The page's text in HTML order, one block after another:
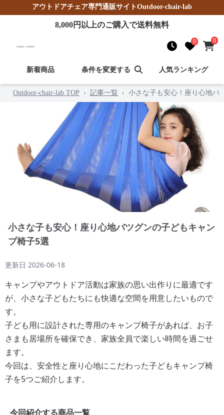
アウトドアチェア専門通販サイトOutdoor-chair-lab
8,000円以上のご購入で送料無料
0 0
新着商品 条件を変更する 人気ランキング
Outdoor-chair-lab TOP › 記事一覧 › 小さな子も安心！座り心地バ
小さな子も安心！座り心地バツグンの子どもキャン
プ椅子5選
更新日 2026-06-18
キャンプやアウトドア活動は家族の思い出作りに最適です
が、小さな子どもたちにも快適な空間を用意したいもので
す。
子ども用に設計された専用のキャンプ椅子があれば、お子
さまも居場所を確保でき、家族全員で楽しい時間を過ごせ
ます。
今回は、安全性と座り心地にこだわった子どもキャンプ椅
子を5つご紹介します。
今回紹介する商品一覧